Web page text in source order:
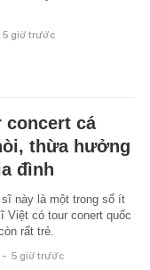
5 giờ trước
concert cá
thừa hưởng
đình
này là một trong số ít
Việt có tour conert quốc
rất trẻ.
- 5 giờ trước